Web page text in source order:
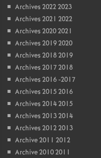
Archives 2022 2023
Archives 2021 2022
Archives 2020 2021
Archives 2019 2020
Archives 2018 2019
Archives 2017 2018
Archives 2016 -2017
Archives 2015 2016
Archives 2014 2015
Archives 2013 2014
Archives 2012 2013
Archive 2011 2012
Archive 2010 2011